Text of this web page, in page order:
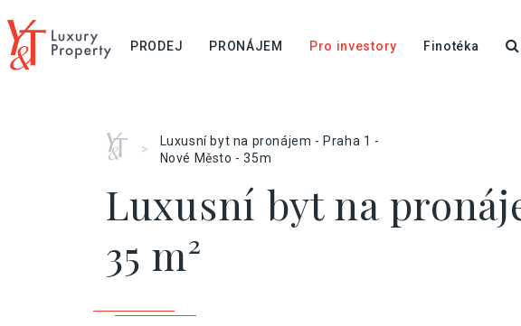
PRODEJ PRONÁJEM Pro investory Finotéka
Home
>
Luxusní byt na pronájem - Praha 1 -
Nové Město - 35m
Luxusní byt na
35 m²